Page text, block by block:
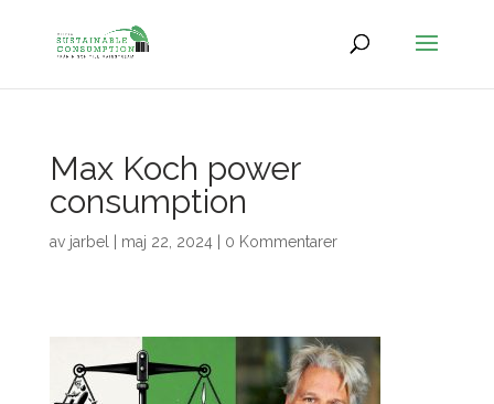
Max Koch power
consumption
av jarbel maj 22, 2024| 0 Kommentarer